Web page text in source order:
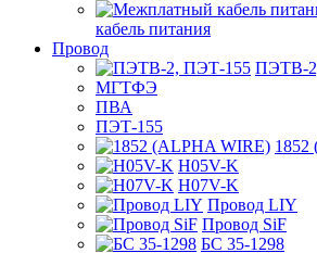
кабель питания
Провод
ПЭТВ-
МГТФЭ
ПВА
ПЭТ-155
1852
H05V-K
H07V-K
Провод LIY
Провод SiF
БС 35-1298